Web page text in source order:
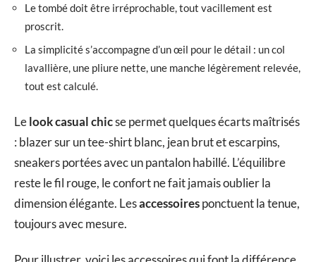
Le tombé doit être irréprochable, tout vacillement est
proscrit.
La simplicité s’accompagne d’un œil pour le détail : un col
lavallière, une pliure nette, une manche légèrement relevée,
tout est calculé.
Lelook casual chicse permet quelques écarts maîtrisés
: blazer sur un tee-shirt blanc, jean brut et escarpins,
sneakers portées avec un pantalon habillé. L’équilibre
reste le fil rouge, le confort ne fait jamais oublier la
dimension élégante. Lesaccessoiresponctuent la tenue,
toujours avec mesure.